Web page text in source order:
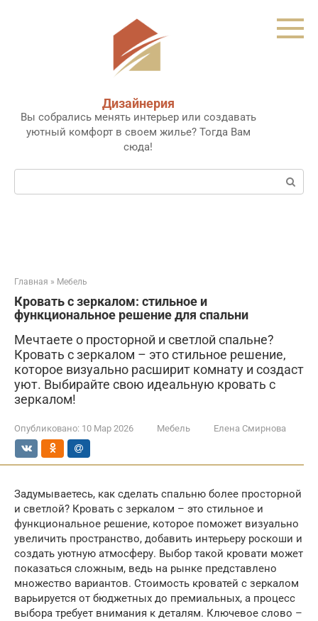
Дизайнерия
Вы собрались менять интерьер или создавать
уютный комфорт в своем жилье? Тогда Вам
сюда!
Поиск:
Главная » Мебель
Кровать с зеркалом: стильное и
функциональное решение для спальни
Мечтаете о просторной и светлой спальне?
Кровать с зеркалом – это стильное решение,
которое визуально расширит комнату и создаст
уют. Выбирайте свою идеальную кровать с
зеркалом!
Опубликовано: 10 Мар 2026 Мебель Елена Смирнова
Задумываетесь, как сделать спальню более просторной
и светлой? Кровать с зеркалом – это стильное и
функциональное решение, которое поможет визуально
увеличить пространство, добавить интерьеру роскоши и
создать уютную атмосферу. Выбор такой кровати может
показаться сложным, ведь на рынке представлено
множество вариантов. Стоимость кроватей с зеркалом
варьируется от бюджетных до премиальных, а процесс
выбора требует внимания к деталям. Ключевое слово –